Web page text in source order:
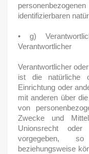
identifizierbaren
• g)
Verantwortlicher
Verantwortlicher
ist die natürliche
Einrichtung oder
mit anderen über
von
Zwecke und
Unionsrecht
vorgegeben,
beziehungsweise